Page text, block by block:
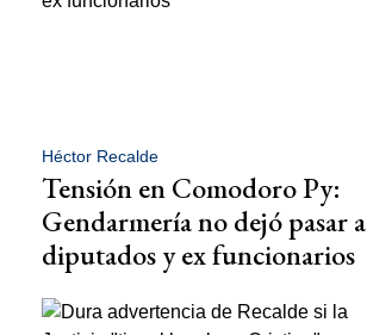
Héctor Recalde
Tensión en Comodoro Py:
Gendarmería no dejó pasar a
diputados y ex funcionarios